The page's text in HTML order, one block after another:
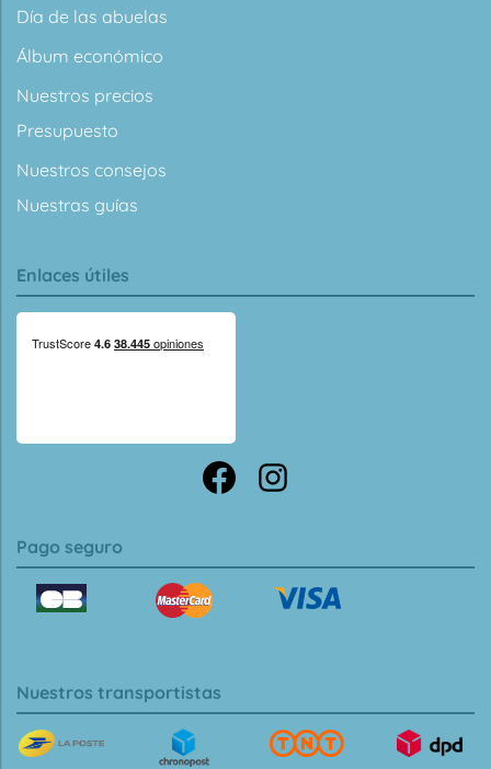
Día de las abuelas
Álbum económico
Nuestros precios
Presupuesto
Nuestros consejos
Nuestras guías
Enlaces útiles
Pago seguro
Nuestros transportistas